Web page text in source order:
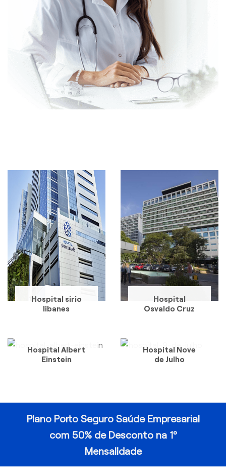
Hospital sirio
libanes
Hospital
Osvaldo Cruz
Hospital Albert
Einstein
Hospital Nove
de Julho
Plano Porto Seguro Saúde Empresarial
com 50% de Desconto na 1º
Mensalidade